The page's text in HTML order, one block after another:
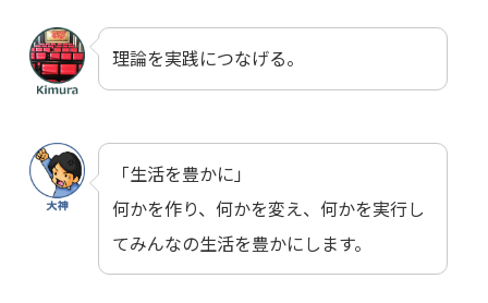
理論を実践につなげる。
「生活を豊かに」
何かを作り、何かを変え、何かを実行し
てみんなの生活を豊かにします。